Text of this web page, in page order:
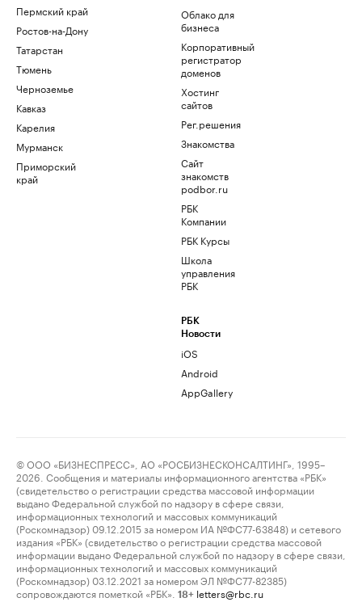
Пермский край
Ростов-на-Дону
Татарстан
Тюмень
Черноземье
Кавказ
Карелия
Мурманск
Приморский
край
Облако для
бизнеса
Корпоративный
регистратор
доменов
Хостинг
сайтов
Рег.решения
Знакомства
Сайт
знакомств
podbor.ru
РБК
Компании
РБК Курсы
Школа
управления
РБК
РБК
Новости
iOS
Android
AppGallery
© ООО «БИЗНЕСПРЕСС», АО «РОСБИЗНЕСКОНСАЛТИНГ», 1995–
2026. Сообщения и материалы информационного агентства «РБК»
(свидетельство о регистрации средства массовой информации
выдано Федеральной службой по надзору в сфере связи,
информационных технологий и массовых коммуникаций
(Роскомнадзор) 09.12.2015 за номером ИА №ФС77-63848) и сетевого
издания «РБК» (свидетельство о регистрации средства массовой
информации выдано Федеральной службой по надзору в сфере связи,
информационных технологий и массовых коммуникаций
(Роскомнадзор) 03.12.2021 за номером ЭЛ №ФС77-82385)
сопровождаются пометкой «РБК».
18+ letters@rbc.ru